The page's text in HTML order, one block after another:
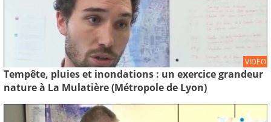
VIDEO
Tempête, pluies et inondations : un exercice grandeur
nature à La Mulatière (Métropole de Lyon)